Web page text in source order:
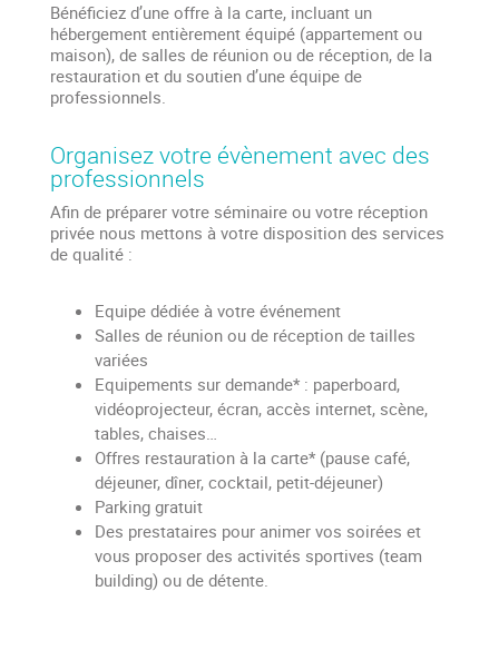
Bénéficiez d’une offre à la carte, incluant un
hébergement entièrement équipé (appartement ou
maison), de salles de réunion ou de réception, de la
restauration et du soutien d’une équipe de
professionnels.
Organisez votre évènement avec des
professionnels
Afin de préparer votre séminaire ou votre réception
privée nous mettons à votre disposition des services
de qualité :
Equipe dédiée à votre événement
Salles de réunion ou de réception de tailles
variées
Equipements sur demande* : paperboard,
vidéoprojecteur, écran, accès internet, scène,
tables, chaises…
Offres restauration à la carte* (pause café,
déjeuner, dîner, cocktail, petit-déjeuner)
Parking gratuit
Des prestataires pour animer vos soirées et
vous proposer des activités sportives (team
building) ou de détente.